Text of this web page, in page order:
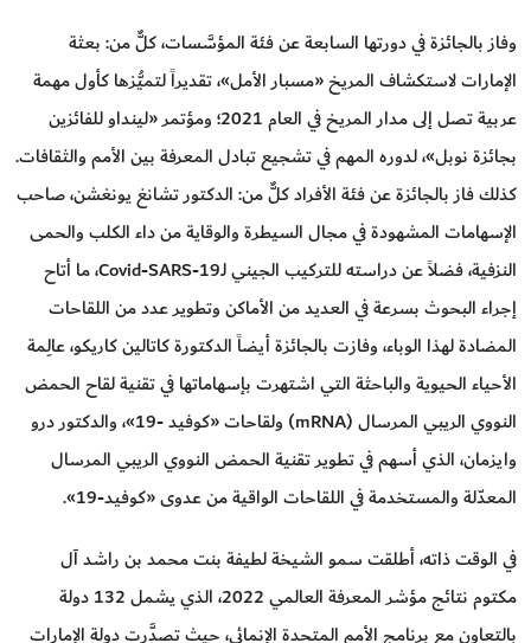
وفاز بالجائزة في دورتها السابعة عن فئة المؤسَّسات، كلٌّ من: بعثة
الإمارات لاستكشاف المريخ «مسبار الأمل»، تقديراً لتميُّزها كأول مهمة
عربية تصل إلى مدار المريخ في العام 2021؛ ومؤتمر «لينداو للفائزين
بجائزة نوبل»، لدوره المهم في تشجيع تبادل المعرفة بين الأمم والثقافات.
كذلك فاز بالجائزة عن فئة الأفراد كلٌّ من: الدكتور تشانغ يونغشن، صاحب
الإسهامات المشهودة في مجال السيطرة والوقاية من داء الكلب والحمى
النزفية، فضلاً عن دراسته للتركيب الجيني لـCovid-SARS-19، ما أتاح
إجراء البحوث بسرعة في العديد من الأماكن وتطوير عدد من اللقاحات
المضادة لهذا الوباء، وفازت بالجائزة أيضاً الدكتورة كاتالين كاريكو، عالِمة
الأحياء الحيوية والباحثة التي اشتهرت بإسهاماتها في تقنية لقاح الحمض
النووي الريبي المرسال (mRNA) ولقاحات «كوفيد -19»، والدكتور درو
وايزمان، الذي أسهم في تطوير تقنية الحمض النووي الريبي المرسال
المعدّلة والمستخدمة في اللقاحات الواقية من عدوى «كوفيد-19».
في الوقت ذاته، أطلقت سمو الشيخة لطيفة بنت محمد بن راشد آل
مكتوم نتائج مؤشر المعرفة العالمي 2022، الذي يشمل 132 دولة
بالتعاون مع برنامج الأمم المتحدة الإنمائي، حيث تصدَّرت دولة الإمارات